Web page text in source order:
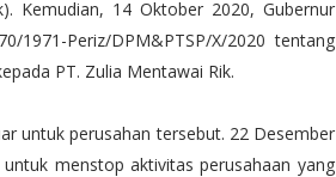
Kemudian, 14 Oktober 2020, Gubernur
1971-Periz/DPM&PTSP/X/2020 tentang
PT. Zulia Mentawai Rik.
untuk perusahan tersebut. 22 Desember
menstop aktivitas perusahaan yang